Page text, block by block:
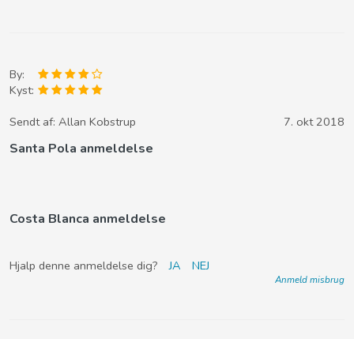
By:
Kyst:
Sendt af: Allan Kobstrup 7. okt 2018
Santa Pola anmeldelse
Costa Blanca anmeldelse
Hjalp denne anmeldelse dig? JA NEJ
Anmeld misbrug